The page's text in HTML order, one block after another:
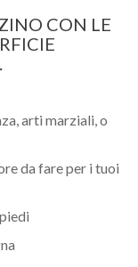
CON LE
arti marziali, o
da fare per i tuoi